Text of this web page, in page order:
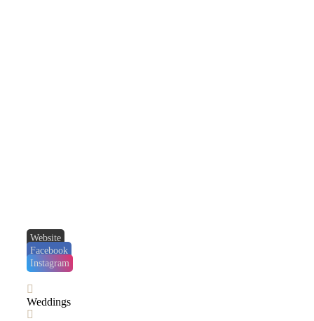
Website
Facebook
Instagram
Weddings